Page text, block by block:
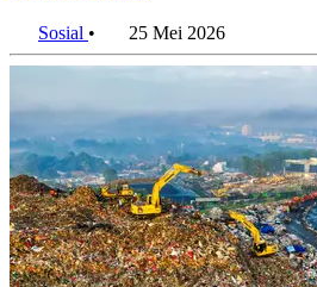
Sosial• 25 Mei 2026